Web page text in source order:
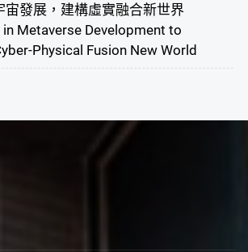
宙發展，建構虛實融合新世界
Metaverse Development to
Physical Fusion New World